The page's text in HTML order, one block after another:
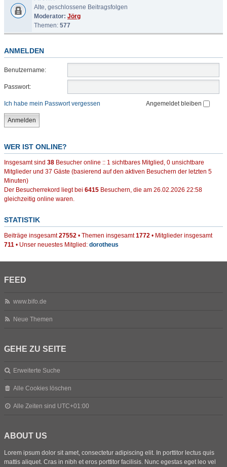
Alte, geschlossene Beitragsfolgen
Moderator: Jörg
Themen: 577
ANMELDEN
Benutzername:
Passwort:
Ich habe mein Passwort vergessen Angemeldet bleiben
WER IST ONLINE?
Insgesamt sind 38 Besucher online :: 1 sichtbares Mitglied, 0 unsichtbare
Mitglieder und 37 Gäste (basierend auf den aktiven Besuchern der letzten 5
Minuten)
Der Besucherrekord liegt bei 6415 Besuchern, die am 26.02.2026 22:58
gleichzeitig online waren.
STATISTIK
Beiträge insgesamt27552 • Themen insgesamt1772 • Mitglieder insgesamt
711 • Unser neuestes Mitglied: dorotheus
FEED
www.bifo.de
Neue Themen
GEHE ZU SEITE
Erweiterte Suche
Alle Cookies löschen
Alle Zeiten sind UTC+01:00
ABOUT US
Lorem ipsum dolor sit amet, consectetur adipiscing elit. In porttitor lectus quis
mattis aliquet. Cras in nibh et eros porttitor facilisis. Nunc egestas eget leo vel